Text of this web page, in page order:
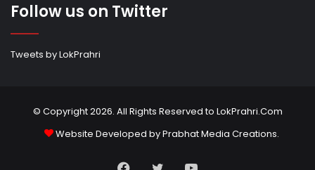
Follow us on Twitter
Tweets by LokPrahri
© Copyright 2026. All Rights Reserved to LokPrahri.Com
Website Developed byPrabhat Media Creations.